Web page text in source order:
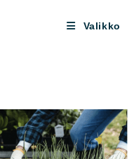
Valikko